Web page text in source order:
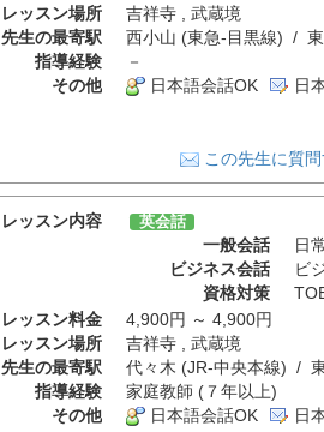
レッスン場所
吉祥寺 , 武蔵境
先生の最寄駅
西小山 (東急-目黒線) /
指導経験
－
その他
日本語会話OK 日
この先生に質問
レッスン内容 英会話
一般会話 日
ビジネス会話
ビ
資格対策
レッスン料金
4,900円 ～ 4,900円
レッスン場所
吉祥寺 , 武蔵境
先生の最寄駅
代々木 (JR-中央本線) /
指導経験
家庭教師 (７年以上)
その他
日本語会話OK 日